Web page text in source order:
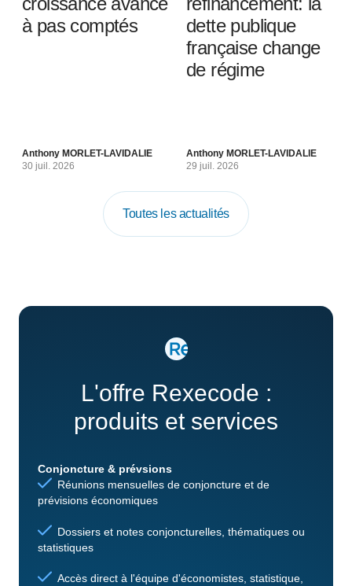
à pas comptés
Anthony MORLET-LAVIDALIE
30 juil. 2026
dette publique
française change
de régime
Anthony MORLET-LAVIDALIE
29 juil. 2026
Toutes les actualités
L'offre Rexecode :
produits et services
Conjoncture & prévsions
Réunions mensuelles de conjoncture et de
prévisions économiques
Dossiers et notes conjoncturelles, thématiques ou
statistiques
Accès direct à l'équipe d'économistes, statistique,